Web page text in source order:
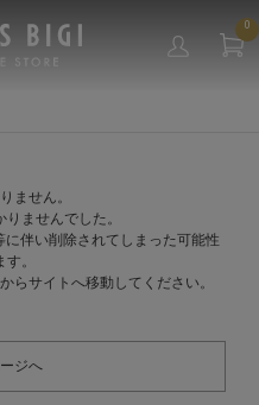
0
ません。
ませんでした。
伴い削除されてしまった可能性
。
らサイトへ移動してください。
ジへ